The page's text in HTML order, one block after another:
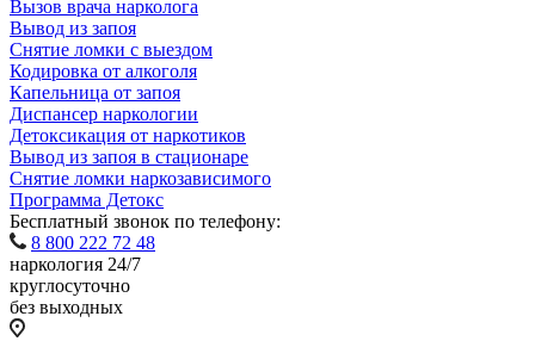
Вызов врача нарколога
Вывод из запоя
Снятие ломки с выездом
Кодировка от алкоголя
Капельница от запоя
Диспансер наркологии
Детоксикация от наркотиков
Вывод из запоя в стационаре
Снятие ломки наркозависимого
Программа Детокс
Бесплатный звонок по телефону:
8 800 222 72 48
наркология 24/7
круглосуточно
без выходных